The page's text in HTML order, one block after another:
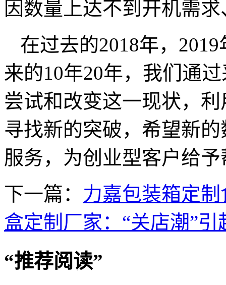
因数量上达不到开机需
在过去的2018年，
来的10年20年，我们通
尝试和改变这一现状，
寻找新的突破，希望新的
服务， 为创业型客户给予
下一篇： 力嘉包装箱定
盒定制厂家：“关店潮”
“推荐阅读”